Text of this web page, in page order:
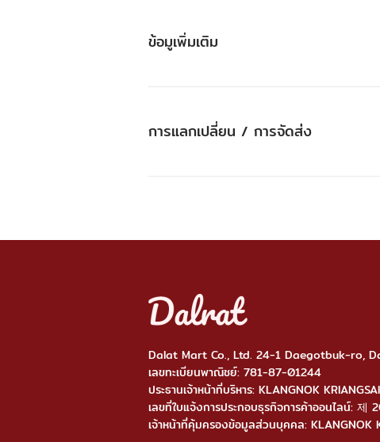
ข้อมูเพิ่มเติม
การแลกเปลี่ยน / การจัดส่ง
Dalat Mart Co., Ltd. 24-1 Daegotbuk-ro,
เลขทะเบียนพาณิชย์: 781-87-01244
ประธานเจ้าหน้าที่บริหาร: KLANGNOK
เลขที่ใบแจ้งการประกอบธุรกิจการค้าออนไลน์:
เจ้าหน้าที่คุ้มครองข้อมูลส่วนบุคคล: KLANGNOK